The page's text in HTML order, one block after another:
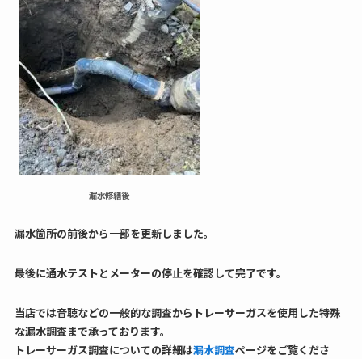
漏水修繕後
漏水箇所の前後から一部を更新しました。
最後に通水テストとメーターの停止を確認して完了です。
当店では音聴などの一般的な調査からトレーサーガスを使用した特殊
な漏水調査まで承っております。
トレーサーガス調査についての詳細は漏水調査ページをご覧くださ